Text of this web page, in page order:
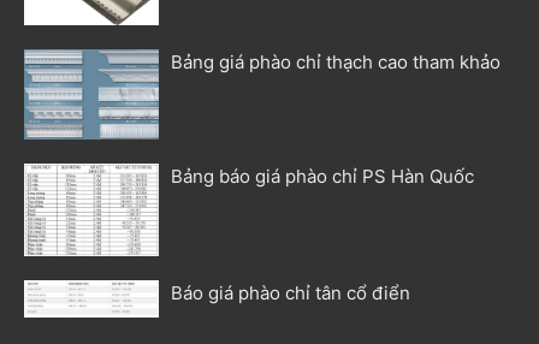
Bảng giá phào chỉ thạch cao tham khảo
Bảng báo giá phào chỉ PS Hàn Quốc
Báo giá phào chỉ tân cổ điển